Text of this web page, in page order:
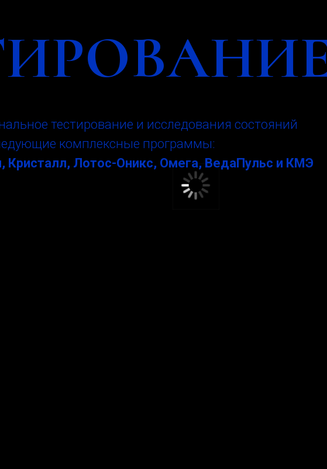
тестирование и исследования состояний
комплексные программы:
Кристалл, Лотос-Оникс, Омега, ВедаПульс и КМЭ